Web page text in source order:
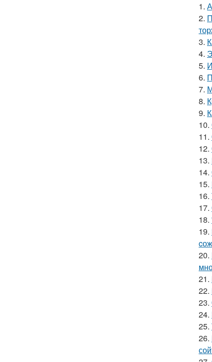
1.
2.
3.
4.
5.
6.
7.
8.
9.
10.
11.
12.
13.
14.
15.
16.
17.
18.
19.
20.
21.
22.
23.
24.
25.
26.